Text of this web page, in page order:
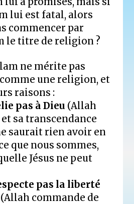
lui est fatal, alors
commencer par
le titre de religion ?
ne mérite pas
une religion, et
raisons :
pas à Dieu (Allah
sa transcendance
saurait rien avoir en
que nous sommes,
Jésus ne peut
pas la liberté
(Allah commande de